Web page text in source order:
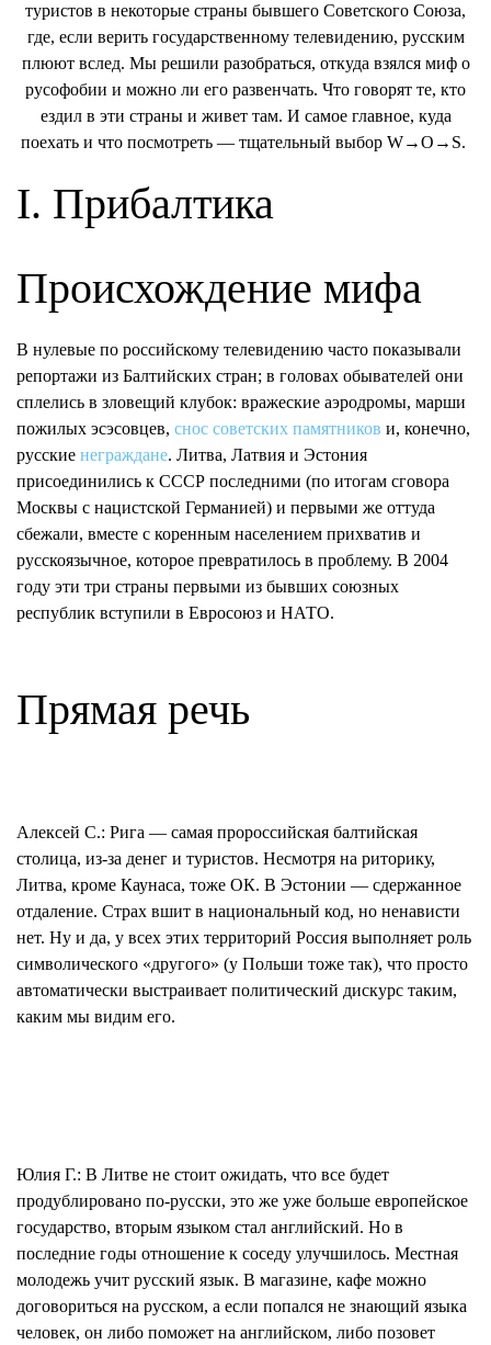
туристов в некоторые страны бывшего Советского Союза,
где, если верить государственному телевидению, русским
плюют вслед. Мы решили разобраться, откуда взялся миф о
русофобии и можно ли его развенчать. Что говорят те, кто
ездил в эти страны и живет там. И самое главное, куда
поехать и что посмотреть — тщательный выбор W→O→S.
I. Прибалтика
Происхождение мифа
В нулевые по российскому телевидению часто показывали
репортажи из Балтийских стран; в головах обывателей они
сплелись в зловещий клубок: вражеские аэродромы, марши
пожилых эсэсовцев, снос советских памятников и, конечно,
русские неграждане. Литва, Латвия и Эстония
присоединились к СССР последними (по итогам сговора
Москвы с нацистской Германией) и первыми же оттуда
сбежали, вместе с коренным населением прихватив и
русскоязычное, которое превратилось в проблему. В 2004
году эти три страны первыми из бывших союзных
республик вступили в Евросоюз и НАТО.
Прямая речь
Алексей С.: Рига — самая пророссийская балтийская
столица, из-за денег и туристов. Несмотря на риторику,
Литва, кроме Каунаса, тоже ОК. В Эстонии — сдержанное
отдаление. Страх вшит в национальный код, но ненависти
нет. Ну и да, у всех этих территорий Россия выполняет роль
символического «другого» (у Польши тоже так), что просто
автоматически выстраивает политический дискурс таким,
каким мы видим его.
Юлия Г.: В Литве не стоит ожидать, что все будет
продублировано по-русски, это же уже больше европейское
государство, вторым языком стал английский. Но в
последние годы отношение к соседу улучшилось. Местная
молодежь учит русский язык. В магазине, кафе можно
договориться на русском, а если попался не знающий языка
человек, он либо поможет на английском, либо позовет